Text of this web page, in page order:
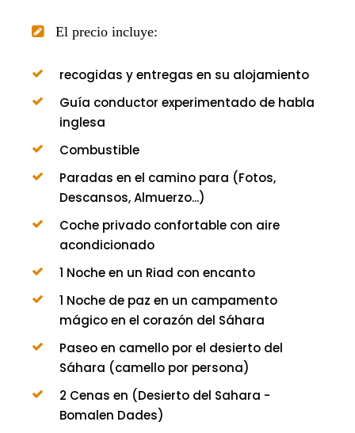
El precio incluye:
recogidas y entregas en su alojamiento
Guía conductor experimentado de habla
inglesa
Combustible
Paradas en el camino para (Fotos,
Descansos, Almuerzo...)
Coche privado confortable con aire
acondicionado
1 Noche en un Riad con encanto
1 Noche de paz en un campamento
mágico en el corazón del Sáhara
Paseo en camello por el desierto del
Sáhara (camello por persona)
2 Cenas en (Desierto del Sahara -
Bomalen Dades)